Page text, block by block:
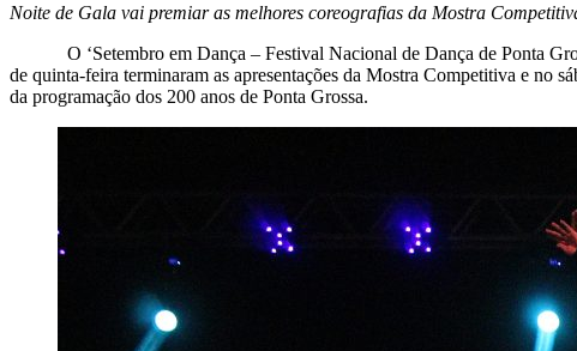
Noite de Gala vai premiar as melhores coreografias da Mostra
O ‘Setembro em Dança – Festival Nacional de Dança de Ponta
de quinta-feira terminaram as apresentações da Mostra Competitiva e no
da programação dos 200 anos de Ponta Grossa.